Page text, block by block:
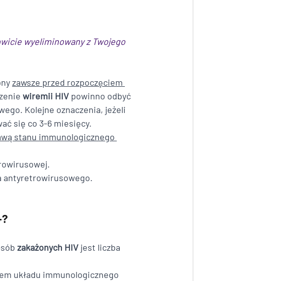
wyeliminowany z Twojego
zawsze przed rozpoczęciem
wiremii HIV powinno odbyć
Kolejne oznaczenia, jeżeli
się co 3-6 miesięcy.
stanu immunologicznego
antyretrowirusowego.
zakażonych HIV jest liczba
układu immunologicznego